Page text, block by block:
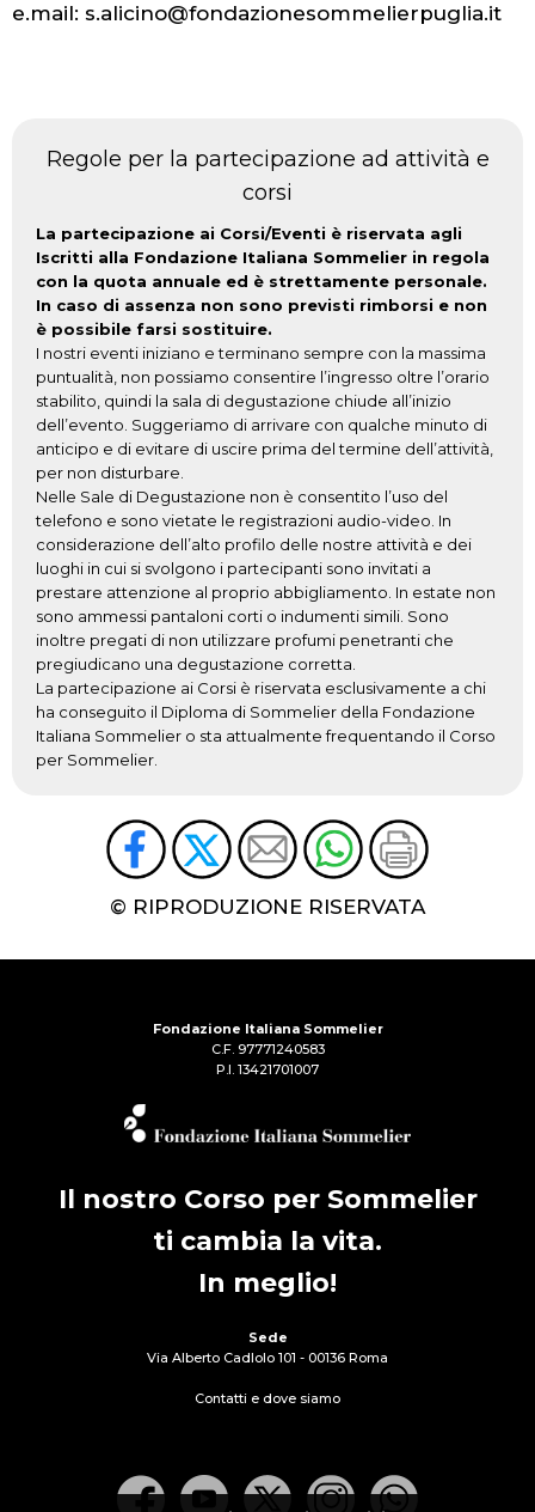
e.mail: s.alicino@fondazionesommelierpuglia.it
Regole per la partecipazione ad attività e
corsi
La partecipazione ai Corsi/Eventi è riservata agli
Iscritti alla Fondazione Italiana Sommelier in regola
con la quota annuale ed è strettamente personale.
In caso di assenza non sono previsti rimborsi e non
è possibile farsi sostituire.
I nostri eventi iniziano e terminano sempre con la massima
puntualità, non possiamo consentire l’ingresso oltre l’orario
stabilito, quindi la sala di degustazione chiude all’inizio
dell’evento. Suggeriamo di arrivare con qualche minuto di
anticipo e di evitare di uscire prima del termine dell’attività,
per non disturbare.
Nelle Sale di Degustazione non è consentito l’uso del
telefono e sono vietate le registrazioni audio-video. In
considerazione dell’alto profilo delle nostre attività e dei
luoghi in cui si svolgono i partecipanti sono invitati a
prestare attenzione al proprio abbigliamento. In estate non
sono ammessi pantaloni corti o indumenti simili. Sono
inoltre pregati di non utilizzare profumi penetranti che
pregiudicano una degustazione corretta.
La partecipazione ai Corsi è riservata esclusivamente a chi
ha conseguito il Diploma di Sommelier della Fondazione
Italiana Sommelier o sta attualmente frequentando il Corso
per Sommelier.
© RIPRODUZIONE RISERVATA
Fondazione Italiana Sommelier
C.F. 97771240583
P.I. 13421701007
Il nostro Corso per Sommelier
ti cambia la vita.
In meglio!
Sede
Via Alberto Cadlolo 101 - 00136 Roma
Contatti e dove siamo